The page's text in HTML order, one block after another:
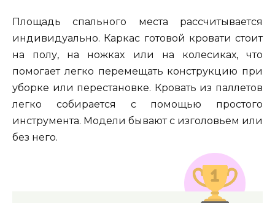
Площадь спального места рассчитывается
индивидуально. Каркас готовой кровати стоит
на полу, на ножках или на колесиках, что
помогает легко перемещать конструкцию при
уборке или перестановке. Кровать из паллетов
легко собирается с помощью простого
инструмента. Модели бывают с изголовьем или
без него.